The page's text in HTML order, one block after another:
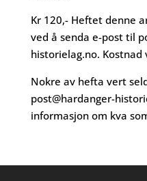
Kr 120,- Heftet denne
ved å senda e-post til
historielag.no. Kostnad
Nokre av hefta vert
post@hardanger-
informasjon om kva